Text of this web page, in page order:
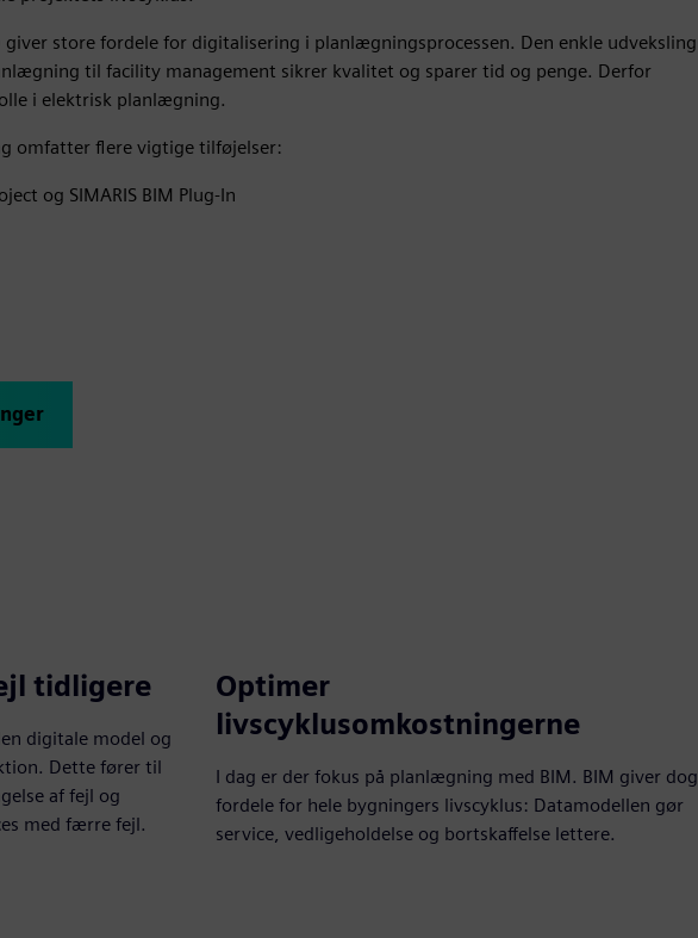
store fordele for digitalisering i planlægningsprocessen. Den enkle udveksling
til facility management sikrer kvalitet og sparer tid og penge. Derfor
i elektrisk planlægning.
omfatter flere vigtige tilføjelser:
og SIMARIS BIM Plug-In
tidligere
digitale model og
Dette fører til
af fejl og
med færre fejl.
Optimer
livscyklusomkostningerne
I dag er der fokus på planlægning med BIM. BIM giver dog
fordele for hele bygningers livscyklus: Datamodellen gør
service, vedligeholdelse og bortskaffelse lettere.